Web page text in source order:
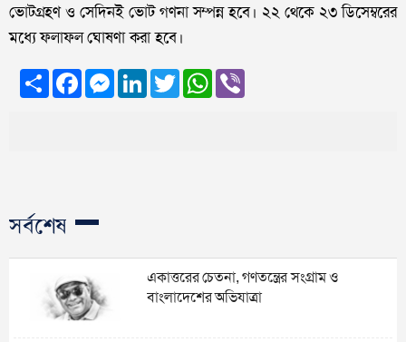
ভোটগ্রহণ ও সেদিনই ভোট গণনা সম্পন্ন হবে। ২২ থেকে ২৩ ডিসেম্বরের
মধ্যে ফলাফল ঘোষণা করা হবে।
ShareFacebookMessenger
LinkedInTwitterWhatsApp
সর্বশেষ
একাত্তরের চেতনা, গণতন্ত্রের সংগ্রাম ও
বাংলাদেশের অভিযাত্রা